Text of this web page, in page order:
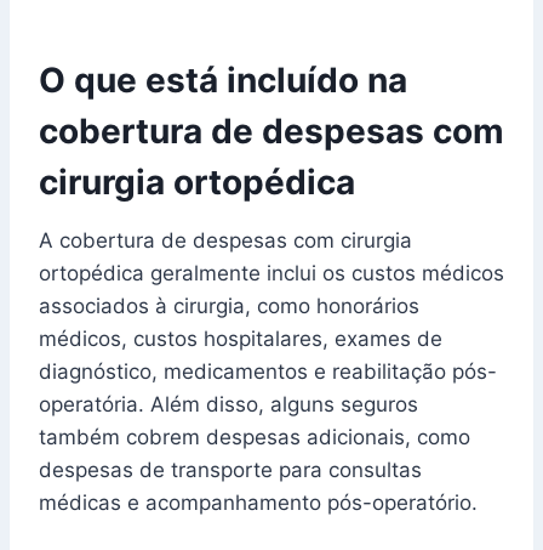
O que está incluído na
cobertura de despesas com
cirurgia ortopédica
A cobertura de despesas com cirurgia
ortopédica geralmente inclui os custos médicos
associados à cirurgia, como honorários
médicos, custos hospitalares, exames de
diagnóstico, medicamentos e reabilitação pós-
operatória. Além disso, alguns seguros
também cobrem despesas adicionais, como
despesas de transporte para consultas
médicas e acompanhamento pós-operatório.